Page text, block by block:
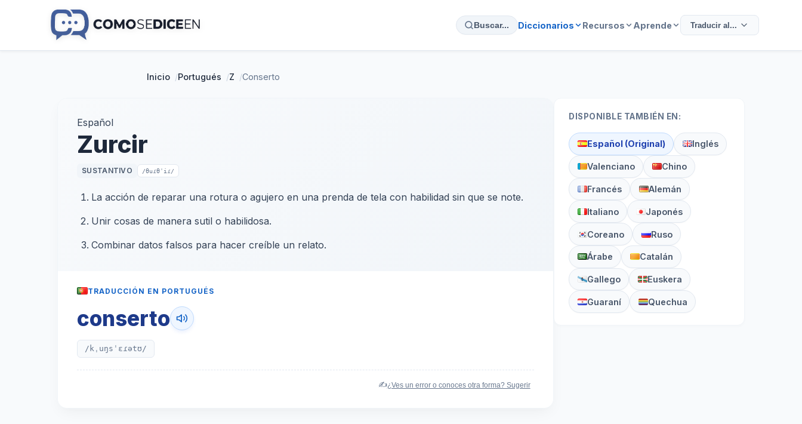
Buscar... Diccionarios Recursos Aprende Traducir al...
Inicio /Portugués /Z /Conserto
Español
Zurcir
SUSTANTIVO /θuɾθˈiɾ/
La acción de reparar una rotura o agujero en una prenda de tela con habilidad sin que se note.
Unir cosas de manera sutil o habilidosa.
Combinar datos falsos para hacer creíble un relato.
TRADUCCIÓN EN PORTUGUÉS
conserto
/kˌuŋsˈɛɾətʊ/
✍️¿Ves un error o conoces otra forma? Sugerir
DISPONIBLE TAMBIÉN EN:
Español (Original) Inglés
Valenciano Chino
Francés Alemán
Italiano Japonés
Coreano Ruso
Árabe Catalán
Gallego Euskera
Guaraní Quechua